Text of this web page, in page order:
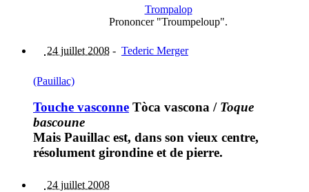
Trompalop
Prononcer "Troumpeloup".
24 juillet 2008 - Tederic Merger
(Pauillac)
Touche vasconne Tòca vascona / Toque
bascoune
Mais Pauillac est, dans son vieux centre,
résolument girondine et de pierre.
24 juillet 2008